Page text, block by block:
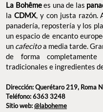
La Bohêmees una de las
la CDMX, y con justa razón.
panadería, repostería y los
un espacio de encanto
un cafecitoa media tarde.
de forma completamente
tradicionales e ingredientes
Dirección: Querétaro 219, Roma
Teléfono: 6363 3248
Sitio web:@laboheme